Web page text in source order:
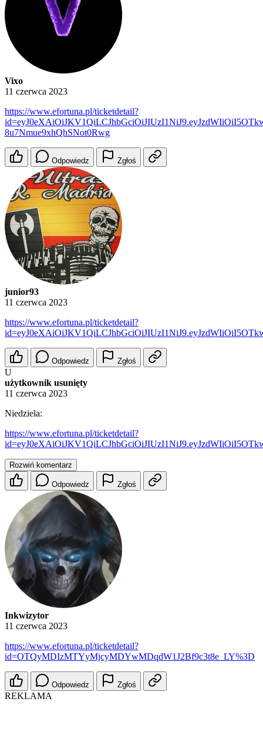
Vixo
11 czerwca 2023
https://www.efortuna.pl/ticketdetail?
8u7Nmue9xhQhSNot0Rwg
Odpowiedz Zgłoś
junior93
11 czerwca 2023
https://www.efortuna.pl/ticketdetail?
Odpowiedz Zgłoś
U
użytkownik usunięty
11 czerwca 2023
Niedziela:
https://www.efortuna.pl/ticketdetail?
Rozwiń komentarz
Odpowiedz Zgłoś
Inkwizytor
11 czerwca 2023
https://www.efortuna.pl/ticketdetail?
id=OTQyMDIzMTYyMjcyMDYwMDqdW1J2Bf9c3t8e_LY%3D
Odpowiedz Zgłoś
REKLAMA